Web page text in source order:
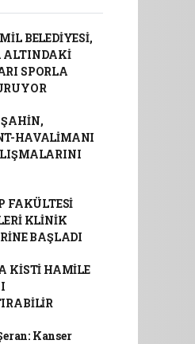
BELEDİYESİ,
ALTINDAKİ
SPORLA
HAVALİMANI
FAKÜLTESİ
KLİNİK
BAŞLADI
KİSTİ HAMİLE
Kanser